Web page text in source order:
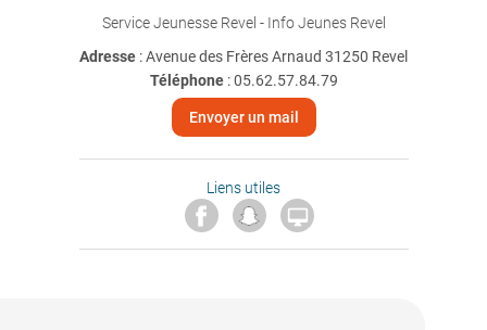
Service Jeunesse Revel - Info Jeunes Revel
Adresse : Avenue des Frères Arnaud 31250 Revel
Téléphone:05.62.57.84.79
Envoyer un mail
Liens utiles
